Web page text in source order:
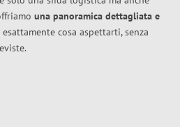
una panoramica dettagliata e
cosa aspettarti, senza